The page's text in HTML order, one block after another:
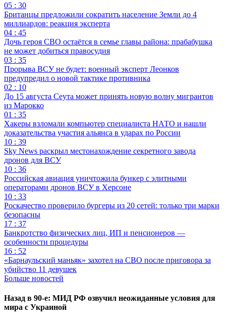
05 : 30
Британцы предложили сократить население Земли до 4
миллиардов: реакция эксперта
04 : 45
Дочь героя СВО остаётся в семье главы района: прабабушка
не может добиться правосудия
03 : 35
Прорыва ВСУ не будет: военный эксперт Леонков
предупредил о новой тактике противника
02 : 10
До 15 августа Сеута может принять новую волну мигрантов
из Марокко
01 : 35
Хакеры взломали компьютер специалиста НАТО и нашли
доказательства участия альянса в ударах по России
10 : 39
Sky News раскрыл местонахождение секретного завода
дронов для ВСУ
10 : 36
Российская авиация уничтожила бункер с элитными
операторами дронов ВСУ в Херсоне
10 : 33
Роскачество проверило бургеры из 20 сетей: только три марки
безопасны
17 : 37
Банкротство физических лиц, ИП и пенсионеров —
особенности процедуры
16 : 52
«Барнаульский маньяк» захотел на СВО после приговора за
убийство 11 девушек
Больше новостей
Назад в 90-е: МИД РФ озвучил неожиданные условия для
мира с Украиной